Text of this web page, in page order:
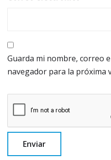
Guarda mi nombre, correo
navegador para la próxima